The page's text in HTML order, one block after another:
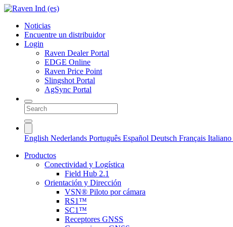
Noticias
Encuentre un distribuidor
Login
Raven Dealer Portal
EDGE Online
Raven Price Point
Slingshot Portal
AgSync Portal
English Nederlands Português Español Deutsch Français Italiano
Productos
Conectividad y Logística
Field Hub 2.1
Orientación y Dirección
VSN® Piloto por cámara
RS1™
SC1™
Receptores GNSS